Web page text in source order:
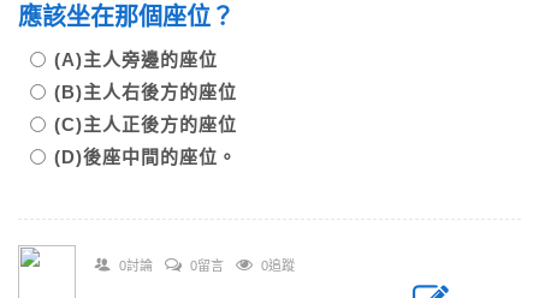
應該坐在那個座位？
(A)主人旁邊的座位
(B)主人右後方的座位
(C)主人正後方的座位
(D)後座中間的座位。
0討論 0留言 0追蹤